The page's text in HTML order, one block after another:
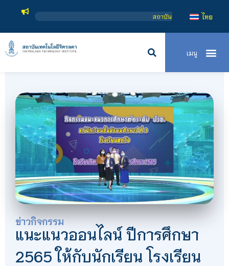
สถาบันเทคโนโลยีจิตรลดา เป็นสถาบันอุดมศึกษาในกำ
ไทย
ข่าวกิจกรรม
แนะแนวออนไลน์ ปีการศึกษา
2565 ให้กับนักเรียน โรงเรียน